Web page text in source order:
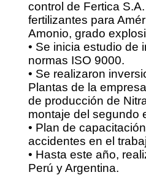
control de Fertica
fertilizantes para
Amonio, grado
• Se inicia estudio de
normas ISO 9000.
• Se realizaron
Plantas de la
de producción de
montaje del segundo
• Plan de
accidentes en el
• Hasta este año,
Perú y Argentina.